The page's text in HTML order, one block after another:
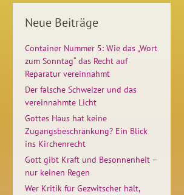
Neue Beiträge
Container Nummer 5: Wie das „Wort
zum Sonntag“ das Recht auf
Reparatur vereinnahmt
Der falsche Schweizer und das
vereinnahmte Licht
Gottes Haus hat keine
Zugangsbeschränkung? Ein Blick
ins Kirchenrecht
Gott gibt Kraft und Besonnenheit –
nur keinen Regen
Wer Kritik für Gezwitscher hält,